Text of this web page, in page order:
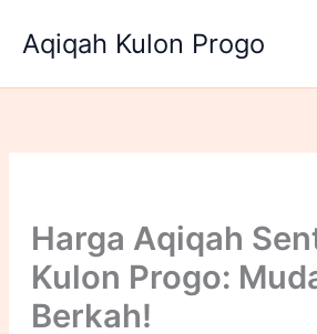
konten
Aqiqah Kulon Progo
Harga Aqiqah
Kulon Progo:
Berkah!